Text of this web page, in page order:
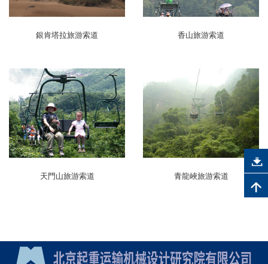
銀肯塔拉旅游索道 香山旅游索道
天門山旅游索道 青龍峽旅游索道